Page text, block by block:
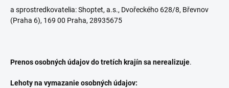
a sprostredkovatelia: Shoptet, a.s., Dvořeckého 628/8, Břevnov
(Praha 6), 169 00 Praha, 28935675
Prenos osobných údajov do tretích krajín sa nerealizuje.
Lehoty na vymazanie osobných údajov: